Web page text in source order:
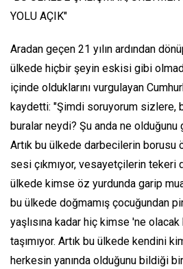
YOLU AÇIK"
Aradan geçen 21 yılın ardından
ülkede hiçbir şeyin eskisi gibi
içinde olduklarını vurgulayan
kaydetti: "Şimdi soruyorum sizlere,
buralar neydi? Şu anda ne
Artık bu ülkede darbecilerin borusu
sesi çıkmıyor, vesayetçilerin tekeri
ülkede kimse öz yurdunda garip
bu ülkede doğmamış çocuğundan
yaşlısına kadar hiç kimse 'ne
taşımıyor. Artık bu ülkede kendini
herkesin yanında olduğunu bildiği